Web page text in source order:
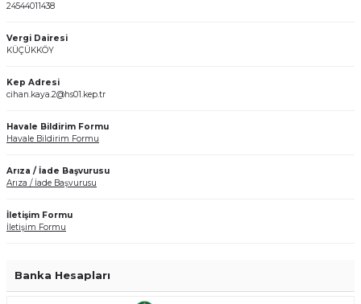
24544011438
Vergi Dairesi
KÜÇÜKKÖY
Kep Adresi
cihan.kaya.2@hs01.kep.tr
Havale Bildirim Formu
Havale Bildirim Formu
Arıza / İade Başvurusu
Arıza / İade Başvurusu
İletişim Formu
İletişim Formu
Banka Hesapları